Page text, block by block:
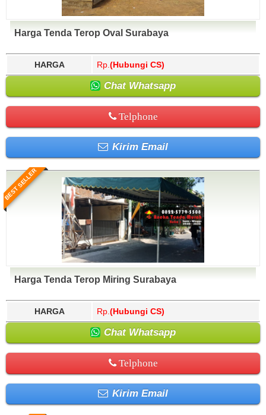
Harga Tenda Terop Oval Surabaya
HARGA Rp. (Hubungi CS)
Chat Whatsapp
Telphone
Kirim Email
BEST SELLER
Harga Tenda Terop Miring Surabaya
HARGA Rp. (Hubungi CS)
Chat Whatsapp
Telphone
Kirim Email